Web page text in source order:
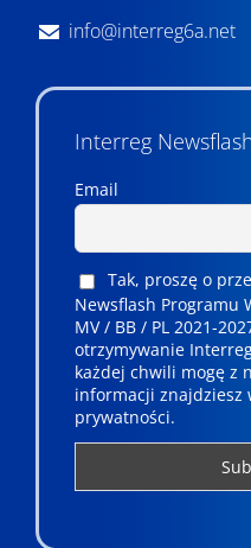
info@interreg6a.net
Interreg
Email
Tak, proszę o
Newsflash Programu
MV / BB / PL 2021-
otrzymywanie
każdej chwili mogę z
informacji znajdziesz
prywatności.